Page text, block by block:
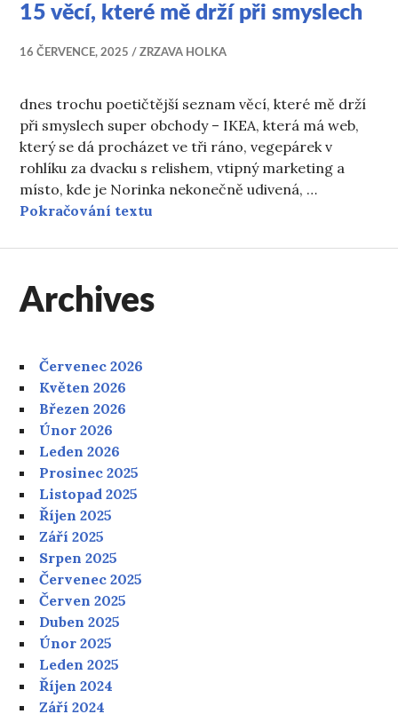
15 věcí, které mě drží při smyslech
16 ČERVENCE, 2025 ZRZAVA HOLKA
dnes trochu poetičtější seznam věcí, které mě drží
při smyslech super obchody – IKEA, která má web,
který se dá procházet ve tři ráno, vegepárek v
rohlíku za dvacku s relishem, vtipný marketing a
místo, kde je Norinka nekonečně udivená, …
Pokračování textu
Archives
Červenec 2026
Květen 2026
Březen 2026
Únor 2026
Leden 2026
Prosinec 2025
Listopad 2025
Říjen 2025
Září 2025
Srpen 2025
Červenec 2025
Červen 2025
Duben 2025
Únor 2025
Leden 2025
Říjen 2024
Září 2024